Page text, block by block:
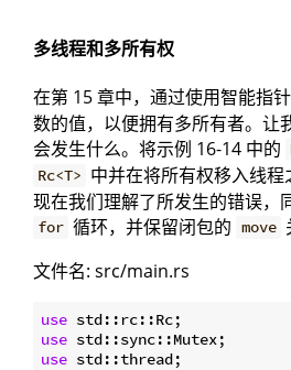
多线程和多所有权
在第 15 章中，通过使用智能指针
数的值，以便拥有多所有者。让
会发生什么。将示例 16-14 中的
Rc<T> 中并在将所有权移入线程
现在我们理解了所发生的错误，
for 循环，并保留闭包的 move
文件名: src/main.rs
use
use
use std::thread;